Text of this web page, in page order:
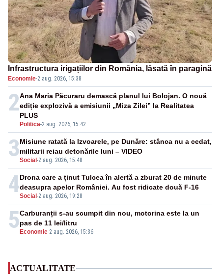
Infrastructura irigațiilor din România, lăsată în paragină
Economie·2 aug. 2026, 15:38
2
Politica-2 aug. 2026, 15:42
Ana Maria Păcuraru demască planul lui Bolojan. O nouă
ediție explozivă a emisiunii „Miza Zilei” la Realitatea
PLUS
3Social -2 aug. 2026, 15:48
Misiune ratată la Izvoarele, pe Dunăre: stânca nu a cedat,
militarii reiau detonările luni – VIDEO
4Social -2 aug. 2026, 19:28
Drona care a ținut Tulcea în alertă a zburat 20 de minute
deasupra apelor României. Au fost ridicate două F-16
5 Economie-2 aug. 2026, 15:36
Carburanții s-au scumpit din nou, motorina este la un
pas de 11 lei/litru
ACTUALITATE